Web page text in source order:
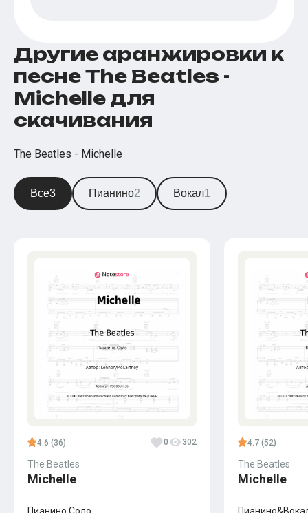
Другие аранжировки к
песне The Beatles -
Michelle для
скачивания
The Beatles - Michelle
Все3 Пианино2 Вокал1
4.6 (36) 0 302
The Beatles
Michelle
4.7 (52)
The Beatles
Michelle